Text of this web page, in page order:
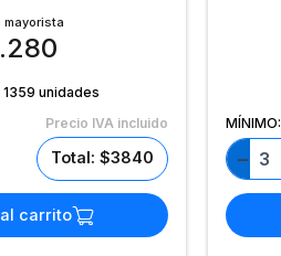
mayorista
1359 unidades
Precio IVA incluido
Total: $3840
carrito
MÍNIMO:
−